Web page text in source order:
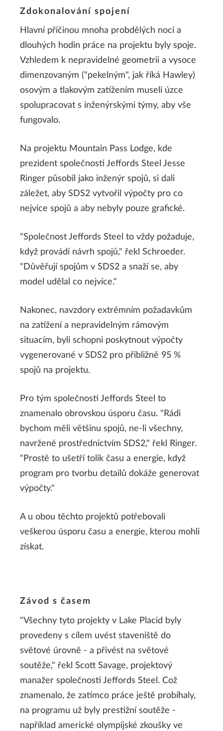
Zdokonalování spojení
Hlavní příčinou mnoha probdělých nocí a
dlouhých hodin práce na projektu byly spoje.
Vzhledem k nepravidelné geometrii a vysoce
dimenzovaným ("pekelným", jak říká Hawley)
osovým a tlakovým zatížením museli úzce
spolupracovat s inženýrskými týmy, aby vše
fungovalo.
Na projektu Mountain Pass Lodge, kde
prezident společnosti Jeffords Steel Jesse
Ringer působil jako inženýr spojů, si dali
záležet, aby SDS2 vytvořil výpočty pro co
nejvíce spojů a aby nebyly pouze grafické.
"Společnost Jeffords Steel to vždy požaduje,
když provádí návrh spojů," řekl Schroeder.
"Důvěřují spojům v SDS2 a snaží se, aby
model udělal co nejvíce."
Nakonec, navzdory extrémním požadavkům
na zatížení a nepravidelným rámovým
situacím, byli schopni poskytnout výpočty
vygenerované v SDS2 pro přibližně 95 %
spojů na projektu.
Pro tým společnosti Jeffords Steel to
znamenalo obrovskou úsporu času. "Rádi
bychom měli většinu spojů, ne-li všechny,
navržené prostřednictvím SDS2," řekl Ringer.
"Prostě to ušetří tolik času a energie, když
program pro tvorbu detailů dokáže generovat
výpočty."
A u obou těchto projektů potřebovali
veškerou úsporu času a energie, kterou mohli
získat.
Závod s časem
"Všechny tyto projekty v Lake Placid byly
provedeny s cílem uvést staveniště do
světové úrovně - a přivést na světové
soutěže," řekl Scott Savage, projektový
manažer společnosti Jeffords Steel. Což
znamenalo, že zatímco práce ještě probíhaly,
na programu už byly prestižní soutěže -
například americké olympijské zkoušky ve